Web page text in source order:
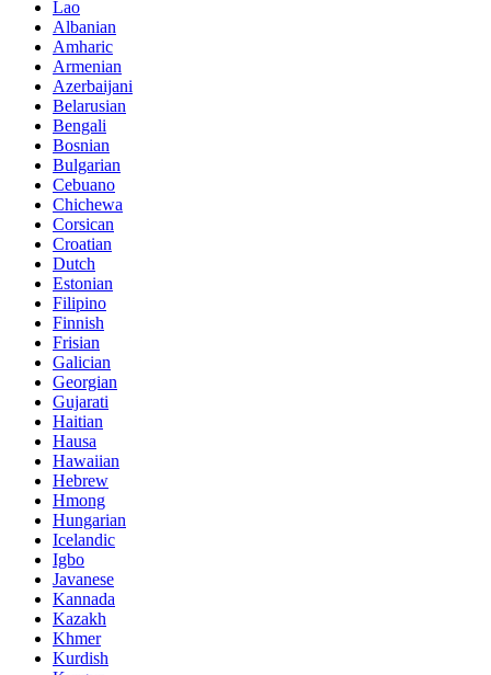
Lao
Albanian
Amharic
Armenian
Azerbaijani
Belarusian
Bengali
Bosnian
Bulgarian
Cebuano
Chichewa
Corsican
Croatian
Dutch
Estonian
Filipino
Finnish
Frisian
Galician
Georgian
Gujarati
Haitian
Hausa
Hawaiian
Hebrew
Hmong
Hungarian
Icelandic
Igbo
Javanese
Kannada
Kazakh
Khmer
Kurdish